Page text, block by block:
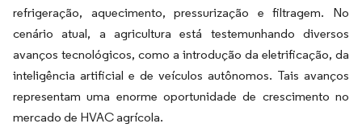
refrigeração, aquecimento, pressurização e filtragem. No
cenário atual, a agricultura está testemunhando diversos
avanços tecnológicos, como a introdução da eletrificação, da
inteligência artificial e de veículos autônomos. Tais avanços
representam uma enorme oportunidade de crescimento no
mercado de HVAC agrícola.